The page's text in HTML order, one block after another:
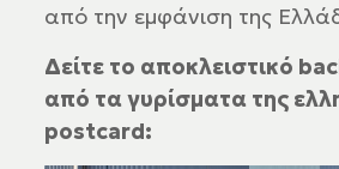
από την εμφάνιση της
Δείτε το αποκλειστικό
από τα γυρίσματα της
postcard: